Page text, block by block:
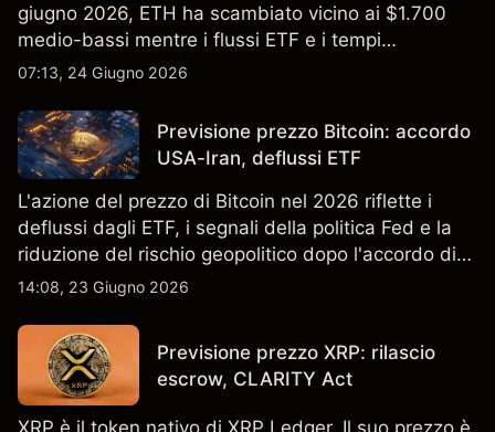
giugno 2026, ETH ha scambiato vicino ai $1.700
medio-bassi mentre i flussi ETF e i tempi
dell'upgrade hanno plasmato il sentiment. I risultati
risultati futuri.
07:13, 24 Giugno 2026
Previsione prezzo Bitcoin: accordo
USA-Iran, deflussi ETF
L'azione del prezzo di Bitcoin nel 2026 riflette i
deflussi dagli ETF, i segnali della politica Fed e la
riduzione del rischio geopolitico dopo l'accordo di
pace USA-Iran. I rendimenti passati non sono un
14:08, 23 Giugno 2026
Previsione prezzo XRP: rilascio
escrow, CLARITY Act